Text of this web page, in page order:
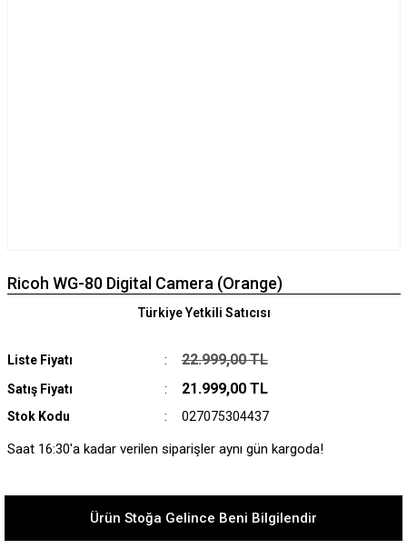
Ricoh WG-80 Digital Camera (Orange)
Liste Fiyatı 22.999,00 TL
Satış Fiyatı 21.999,00 TL
Stok Kodu 027075304437
Türkiye Yetkili Satıcısı
Saat 16:30'a kadar verilen siparişler aynı gün kargoda!
Ürün Stoğa Gelince Beni Bilgilendir